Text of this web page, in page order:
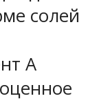
солей
A